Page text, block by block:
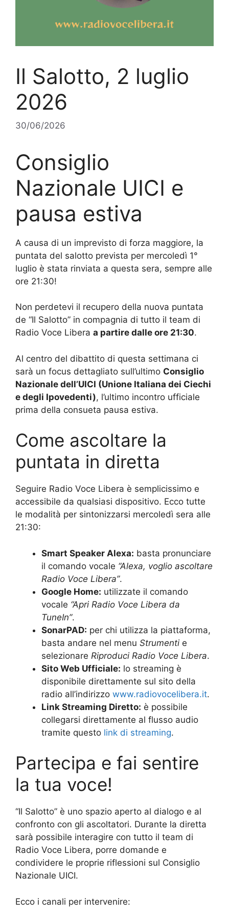
Il Salotto, 2 luglio
2026
30/06/2026
Consiglio
Nazionale UICI e
pausa estiva
A causa di un imprevisto di forza maggiore, la
puntata del salotto prevista per mercoledì 1°
luglio è stata rinviata a questa sera, sempre alle
ore 21:30!
Non perdetevi il recupero della nuova puntata
de “Il Salotto” in compagnia di tutto il team di
Radio Voce Libera a partire dalle ore 21:30.
Al centro del dibattito di questa settimana ci
sarà un focus dettagliato sull’ultimo Consiglio
Nazionale dell’UICI (Unione Italiana dei Ciechi
e degli Ipovedenti), l’ultimo incontro ufficiale
prima della consueta pausa estiva.
Come ascoltare la
puntata in diretta
Seguire Radio Voce Libera è semplicissimo e
accessibile da qualsiasi dispositivo. Ecco tutte
le modalità per sintonizzarsi mercoledì sera alle
21:30:
Smart Speaker Alexa: basta pronunciare
il comando vocale “Alexa, voglio ascoltare
Radio Voce Libera”.
Google Home: utilizzate il comando
vocale “Apri Radio Voce Libera da
TuneIn”.
SonarPAD: per chi utilizza la piattaforma,
basta andare nel menu Strumenti e
selezionare Riproduci Radio Voce Libera.
Sito Web Ufficiale: lo streaming è
disponibile direttamente sul sito della
radio all’indirizzo www.radiovocelibera.it.
Link Streaming Diretto: è possibile
collegarsi direttamente al flusso audio
tramite questo link di streaming.
Partecipa e fai sentire
la tua voce!
“Il Salotto” è uno spazio aperto al dialogo e al
confronto con gli ascoltatori. Durante la diretta
sarà possibile interagire con tutto il team di
Radio Voce Libera, porre domande e
condividere le proprie riflessioni sul Consiglio
Nazionale UICI.
Ecco i canali per intervenire: